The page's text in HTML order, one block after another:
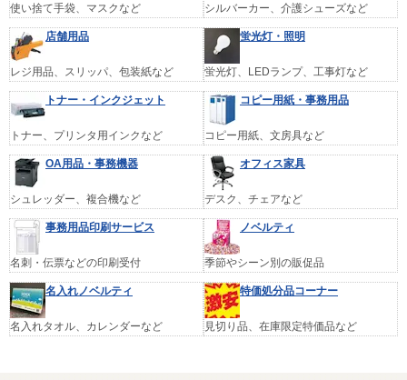
使い捨て手袋、マスクなど シルバーカー、介護シューズなど
店舗用品
レジ用品、スリッパ、包装紙など
蛍光灯・照明
蛍光灯、LEDランプ、工事灯など
トナー・インクジェット
トナー、プリンタ用インクなど
コピー用紙・事務用品
コピー用紙、文房具など
OA用品・事務機器
シュレッダー、複合機など
オフィス家具
デスク、チェアなど
事務用品印刷サービス
名刺・伝票などの印刷受付
ノベルティ
季節やシーン別の販促品
名入れノベルティ
名入れタオル、カレンダーなど
特価処分品コーナー
見切り品、在庫限定特価品など